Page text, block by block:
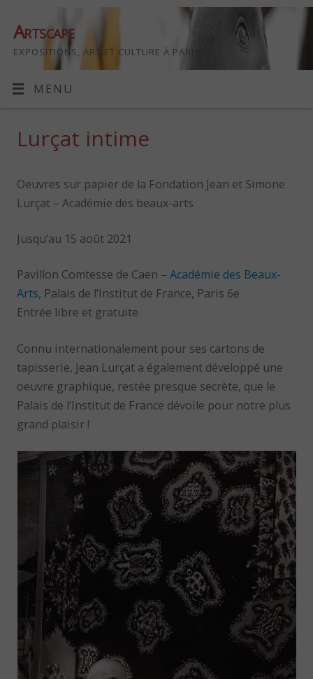
Artscape
EXPOSITIONS, ART ET CULTURE À PARIS
MENU
Lurçat intime
Oeuvres sur papier de la Fondation Jean et Simone
Lurçat – Académie des beaux-arts
Jusqu’au 15 août 2021
Pavillon Comtesse de Caen –Académie des Beaux-
Arts, Palais de l’Institut de France, Paris 6e
Entrée libre et gratuite
Connu internationalement pour ses cartons de
tapisserie, Jean Lurçat a également développé une
oeuvre graphique, restée presque secrète, que le
Palais de l’Institut de France dévoile pour notre plus
grand plaisir !